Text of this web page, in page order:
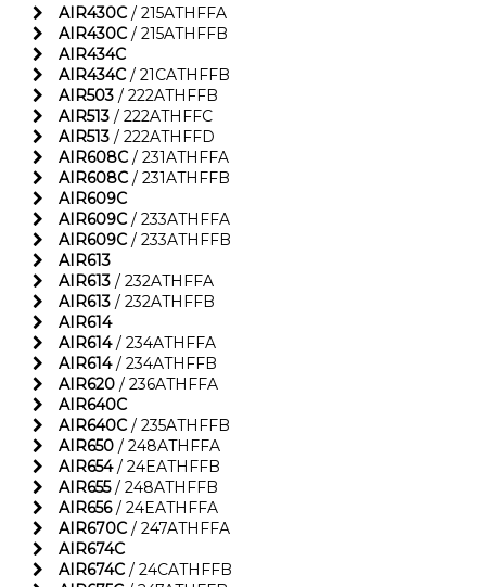
AIR430C / 215ATHFFA
AIR430C / 215ATHFFB
AIR434C
AIR434C / 21CATHFFB
AIR503 / 222ATHFFB
AIR513 / 222ATHFFC
AIR513 / 222ATHFFD
AIR608C / 231ATHFFA
AIR608C / 231ATHFFB
AIR609C
AIR609C / 233ATHFFA
AIR609C / 233ATHFFB
AIR613
AIR613 / 232ATHFFA
AIR613 / 232ATHFFB
AIR614
AIR614/ 234ATHFFA
AIR614/ 234ATHFFB
AIR620 / 236ATHFFA
AIR640C
AIR640C / 235ATHFFB
AIR650 / 248ATHFFA
AIR654/ 24EATHFFB
AIR655/ 248ATHFFB
AIR656/ 24EATHFFA
AIR670C / 247ATHFFA
AIR674C
AIR674C / 24CATHFFB